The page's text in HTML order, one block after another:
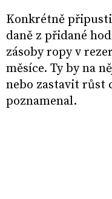
Konkrétně
daně z přidané
zásoby ropy v
měsíce. Ty by na
nebo zastavit růst
poznamenal.